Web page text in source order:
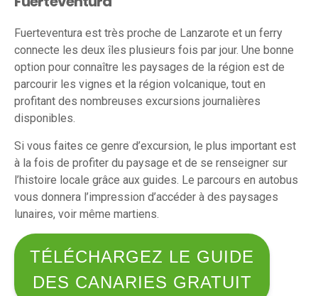
Fuerteventura est très proche de Lanzarote et un ferry
connecte les deux îles plusieurs fois par jour. Une bonne
option pour connaître les paysages de la région est de
parcourir les vignes et la région volcanique, tout en
profitant des nombreuses excursions journalières
disponibles.
Si vous faites ce genre d’excursion, le plus important est
à la fois de profiter du paysage et de se renseigner sur
l’histoire locale grâce aux guides. Le parcours en autobus
vous donnera l’impression d’accéder à des paysages
lunaires, voir même martiens.
TÉLÉCHARGEZ LE GUIDE
DES CANARIES GRATUIT